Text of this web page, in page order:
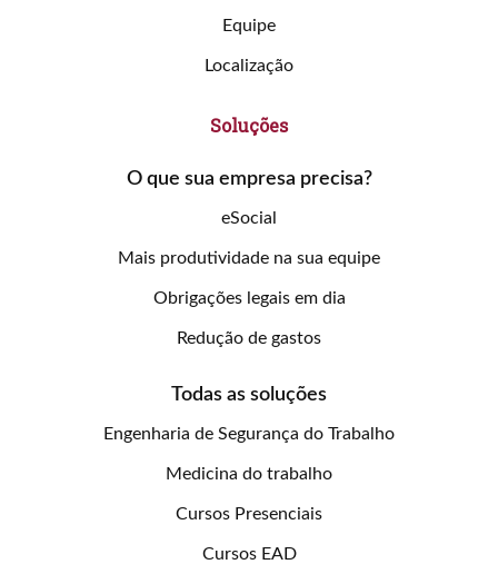
Equipe
Localização
Soluções
O que sua empresa precisa?
eSocial
Mais produtividade na sua equipe
Obrigações legais em dia
Redução de gastos
Todas as soluções
Engenharia de Segurança do Trabalho
Medicina do trabalho
Cursos Presenciais
Cursos EAD